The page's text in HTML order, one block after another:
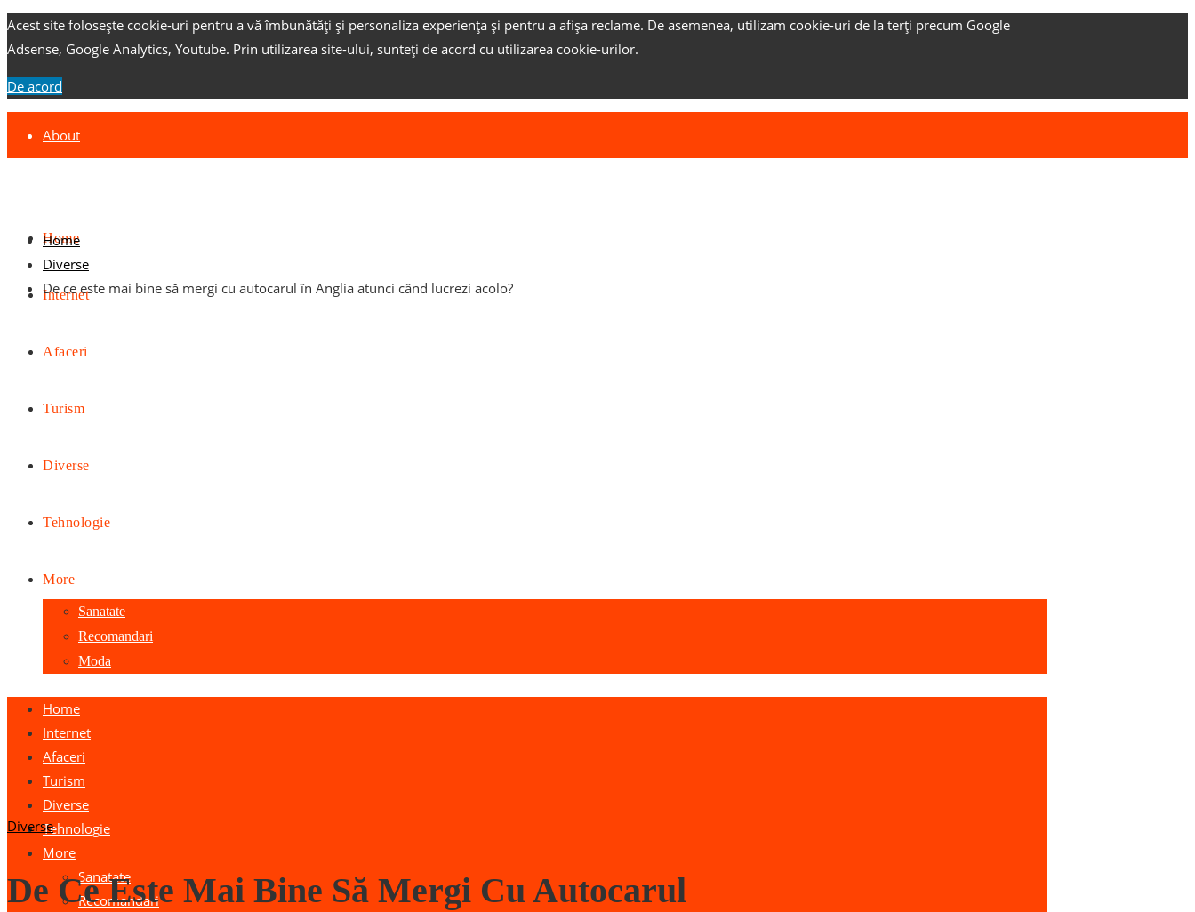
Acest site folosește cookie-uri pentru a vă îmbunătăți și personaliza experiența și pentru a afișa reclame. De asemenea, utilizam cookie-uri de la terți precum Google
Adsense, Google Analytics, Youtube. Prin utilizarea site-ului, sunteți de acord cu utilizarea cookie-urilor.
De acord
About
Home
Internet
Afaceri
Turism
Diverse
Tehnologie
More
Sanatate
Recomandari
Moda
Home
Internet
Afaceri
Turism
Diverse
Tehnologie
More
Sanatate
Recomandari
Home
Diverse
De ce este mai bine să mergi cu autocarul în Anglia atunci când lucrezi acolo?
Diverse
De Ce Este Mai Bine Să Mergi Cu Autocarul